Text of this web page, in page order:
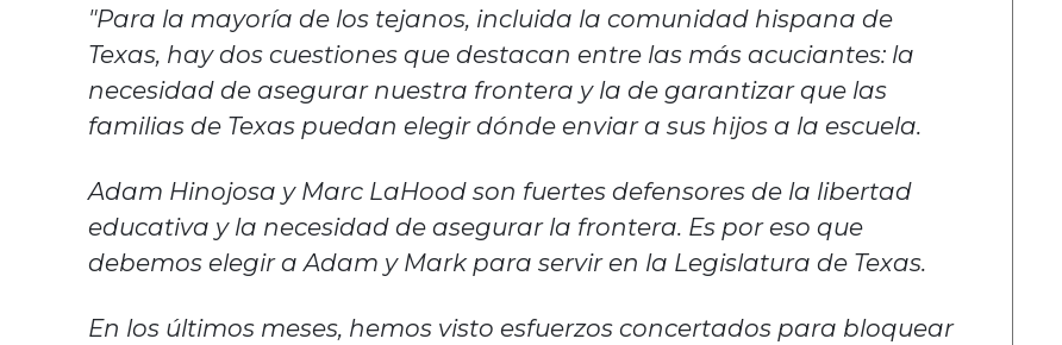
"Para la mayoría de los tejanos, incluida la comunidad hispana de
Texas, hay dos cuestiones que destacan entre las más acuciantes: la
necesidad de asegurar nuestra frontera y la de garantizar que las
familias de Texas puedan elegir dónde enviar a sus hijos a la escuela.
Adam Hinojosa y Marc LaHood son fuertes defensores de la libertad
educativa y la necesidad de asegurar la frontera. Es por eso que
debemos elegir a Adam y Mark para servir en la Legislatura de Texas.
En los últimos meses, hemos visto esfuerzos concertados para bloquear